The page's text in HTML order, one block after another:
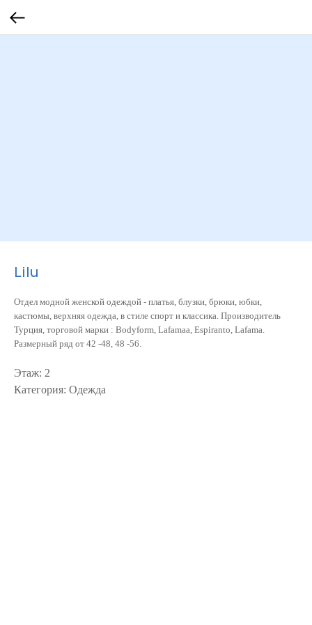
Lilu
Отдел модной женской одеждой - платья, блузки, брюки, юбки,
кастюмы, верхняя одежда, в стиле спорт и классика. Производитель
Турция, торговой марки : Bodyform, Lafamaa, Espiranto, Lafama.
Размерный ряд от 42 -48, 48 -56.
Этаж: 2
Категория: Одежда